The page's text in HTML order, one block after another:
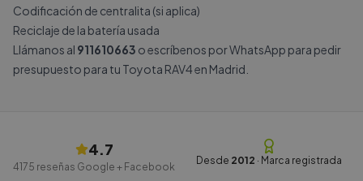
Codificación de centralita (si aplica)
Reciclaje de la batería usada
Llámanos al 911610663 o escríbenos porWhatsApp para pedir
presupuesto para tu Toyota RAV4 en Madrid.
4.7
4175 reseñas Google + Facebook
Desde 2012 · Marca registrada